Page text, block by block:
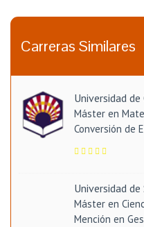
Carreras Similares
Universidad de
Máster en
Conversión de
Universidad
Máster en
Mención en